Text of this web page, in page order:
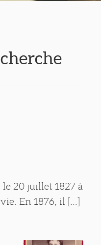
20 juillet 1827 à
En 1876, il [...]